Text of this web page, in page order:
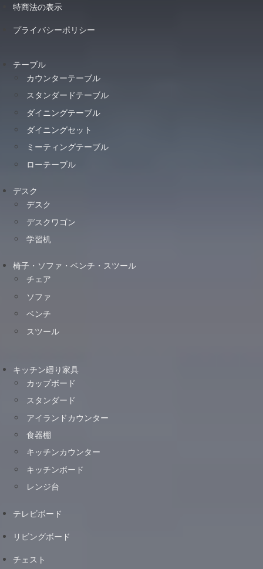
特商法の表示
プライバシーポリシー
テーブル
カウンターテーブル
スタンダードテーブル
ダイニングテーブル
ダイニングセット
ミーティングテーブル
ローテーブル
デスク
デスク
デスクワゴン
学習机
椅子・ソファ・ベンチ・スツール
チェア
ソファ
ベンチ
スツール
キッチン廻り家具
カップボード
スタンダード
アイランドカウンター
食器棚
キッチンカウンター
キッチンボード
レンジ台
テレビボード
リビングボード
チェスト